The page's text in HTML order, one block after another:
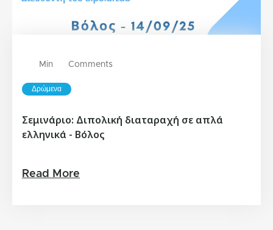
Min Comments
Δρώμενα
Σεμινάριο: Διπολική διαταραχή σε απλά
ελληνικά - Βόλος
Read More